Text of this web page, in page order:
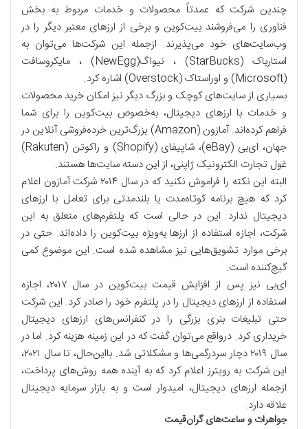
چندین شرکت که عمدتاً محصولات و خدمات مربوط به بخش
فناوری را می‌فروشند بیت‌کوین و برخی از ارزهای معتبر دیگر را در
وب‌سایت‌های خود می‌پذیرند. ازجمله این شرکت‌ها می‌توان به
استارباک (StarBucks) ، نیواگ(NewEgg) ، مایکروسافت
(Microsoft) و اوراستاک (Overstock) اشاره کرد.
بسیاری از سایت‌های کوچک و بزرگ دیگر نیز امکان خرید محصولات
و خدمات با ارزهای دیجیتال، به‌خصوص بیت‌کوین را برای شما
فراهم کرده‌اند. آمازون (Amazon) بزرگ‌ترین خرده‌فروشی آنلاین در
جهان، ای‌بی (eBay‌)، شاپیفای (Shopify) و راکوتن (Rakuten)
غول تجارت الکترونیک ژاپنی، از این دسته سایت‌ها هستند.
البته این نکته را فراموش نکنید که در سال ۲۰۱۴ شرکت آمازون اعلام
کرد که هیچ برنامه‌ کوتاه‌مدت یا بلندمدتی برای تعامل با ارزهای
دیجیتال ندارد. این در حالی است که پلتفرم‌های متعلق به این
شرکت، اجازه‌ استفاده از ارزها به‌ویژه بیت‌کوین را داده‌اند. حتی در
برخی موارد تشویق‌هایی نیز مشاهده شده است. این موضوع کمی
گیج‌کننده است.
ای‌بی نیز پس از افزایش قیمت بیت‌کوین در سال ۲۰۱۷، اجازه
استفاده از ارزهای دیجیتال را در پلتفرم خود را صادر کرد. این شرکت
حتی تبلیغات بنری بزرگی را در کنفرانس‌های ارزهای دیجیتال
خریداری کرد. درواقع می‌توان گفت که در این زمینه هزینه کرد. اما در
سال ۲۰۱۹ دچار سردرگمی‌ها و مشکلاتی شد. بااین‌حال، تا سال ۲۰۲۱،
این شرکت به رویترز اعلام کرد که به آینده‌ همه روش‌های پرداخت،
ازجمله ارزهای دیجیتال، امیدوار است و به بازار سرمایه‌ دیجیتال
علاقه‌ دارد.
جواهرات و ساعت‌های گران‌قیمت